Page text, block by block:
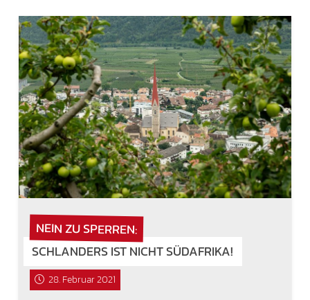
NEIN ZU SPERREN:
SCHLANDERS IST NICHT SÜDAFRIKA!
28. Februar 2021